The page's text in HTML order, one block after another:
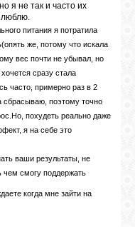
я не так и часто их
люблю.
питания я потратила
же, потому что искала
вес почти не убывал, но
сразу стала
часто, примерно раз в 2
поэтому точно
похудеть реально даже
я на себе это
ваши результаты, не
чем смогу поддержать
когда мне зайти на